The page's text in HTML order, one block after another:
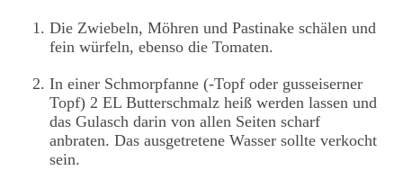
Die Zwiebeln, Möhren und Pastinake schälen und
fein würfeln, ebenso die Tomaten.
In einer Schmorpfanne (-Topf oder gusseiserner
Topf) 2 EL Butterschmalz heiß werden lassen und
das Gulasch darin von allen Seiten scharf
anbraten. Das ausgetretene Wasser sollte verkocht
sein.